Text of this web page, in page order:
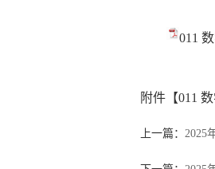
011
附件【011
上一篇： 2025